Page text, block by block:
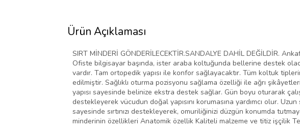
Ürün Açıklaması
SIRT MİNDERİ GÖNDERİLECEKTİR.SANDALYE DAHİL DEĞİLDİR.
Ofiste bilgisayar başında, ister araba koltuğunda bellerine destek
vardır. Tam ortopedik yapısı ile konfor sağlayacaktır. Tüm koltuk
edilmiştir. Sağlıklı oturma pozisyonu sağlama özelliği ile ağrı
yapısı sayesinde belinize ekstra destek sağlar. Gün boyu oturarak
destekleyerek vücudun doğal yapısını korumasına yardımcı olur.
sayesinde sırtınızı destekleyerek, omuriliğinizi düzgün konumda
minderinin özellikleri Anatomik özellik Kaliteli malzeme ve titiz işçilik